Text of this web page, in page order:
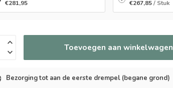
€281,95 €267,85/ Stuk
Toevoegen aan winkelwagen
Bezorging tot aan de eerste drempel (begane grond)